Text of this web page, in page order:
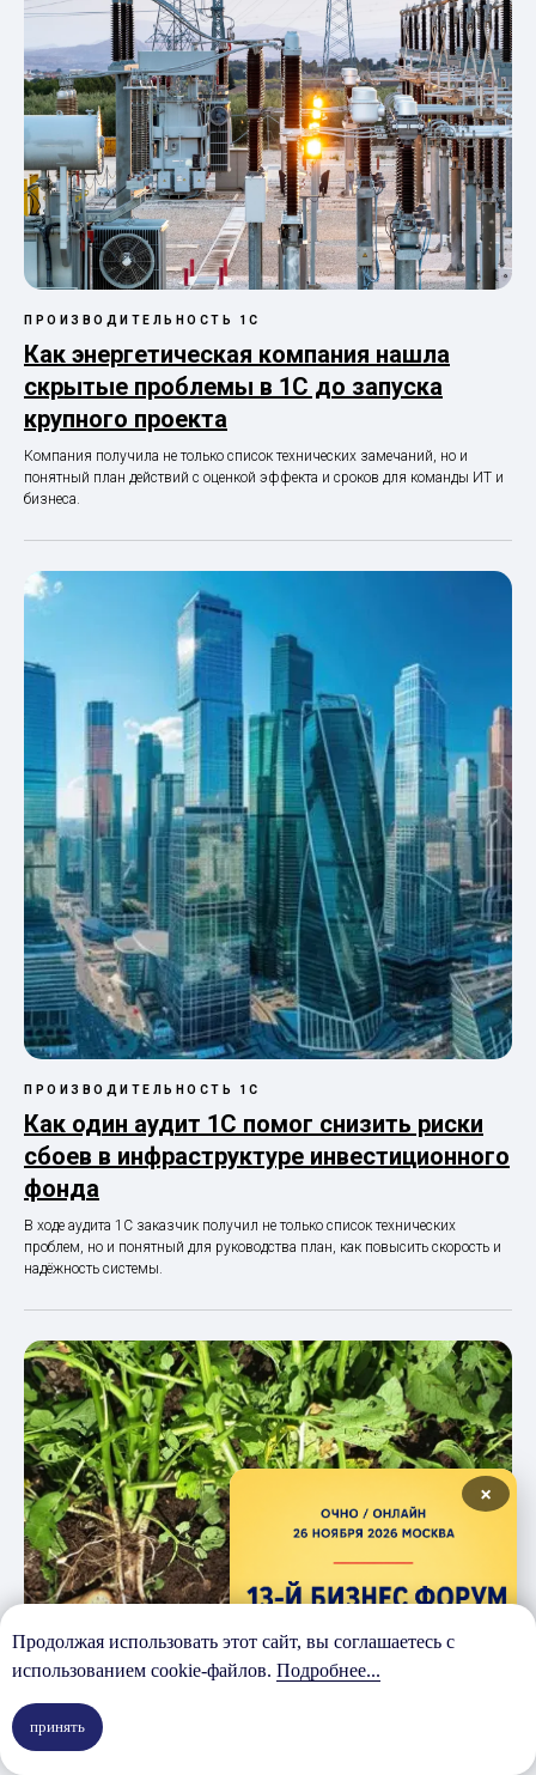
ПРОИЗВОДИТЕЛЬНОСТЬ 1С
Как энергетическая компания нашла
скрытые проблемы в 1С до запуска
крупного проекта
Компания получила не только список технических замечаний, но и
понятный план действий с оценкой эффекта и сроков для команды ИТ и
бизнеса.
ПРОИЗВОДИТЕЛЬНОСТЬ 1С
Как один аудит 1С помог снизить риски
сбоев в инфраструктуре инвестиционного
фонда
В ходе аудита 1С заказчик получил не только список технических
проблем, но и понятный для руководства план, как повысить скорость и
надёжность системы.
Продолжая использовать этот сайт, вы соглашаетесь с
использованием cookie-файлов. Подробнее...
принять
×